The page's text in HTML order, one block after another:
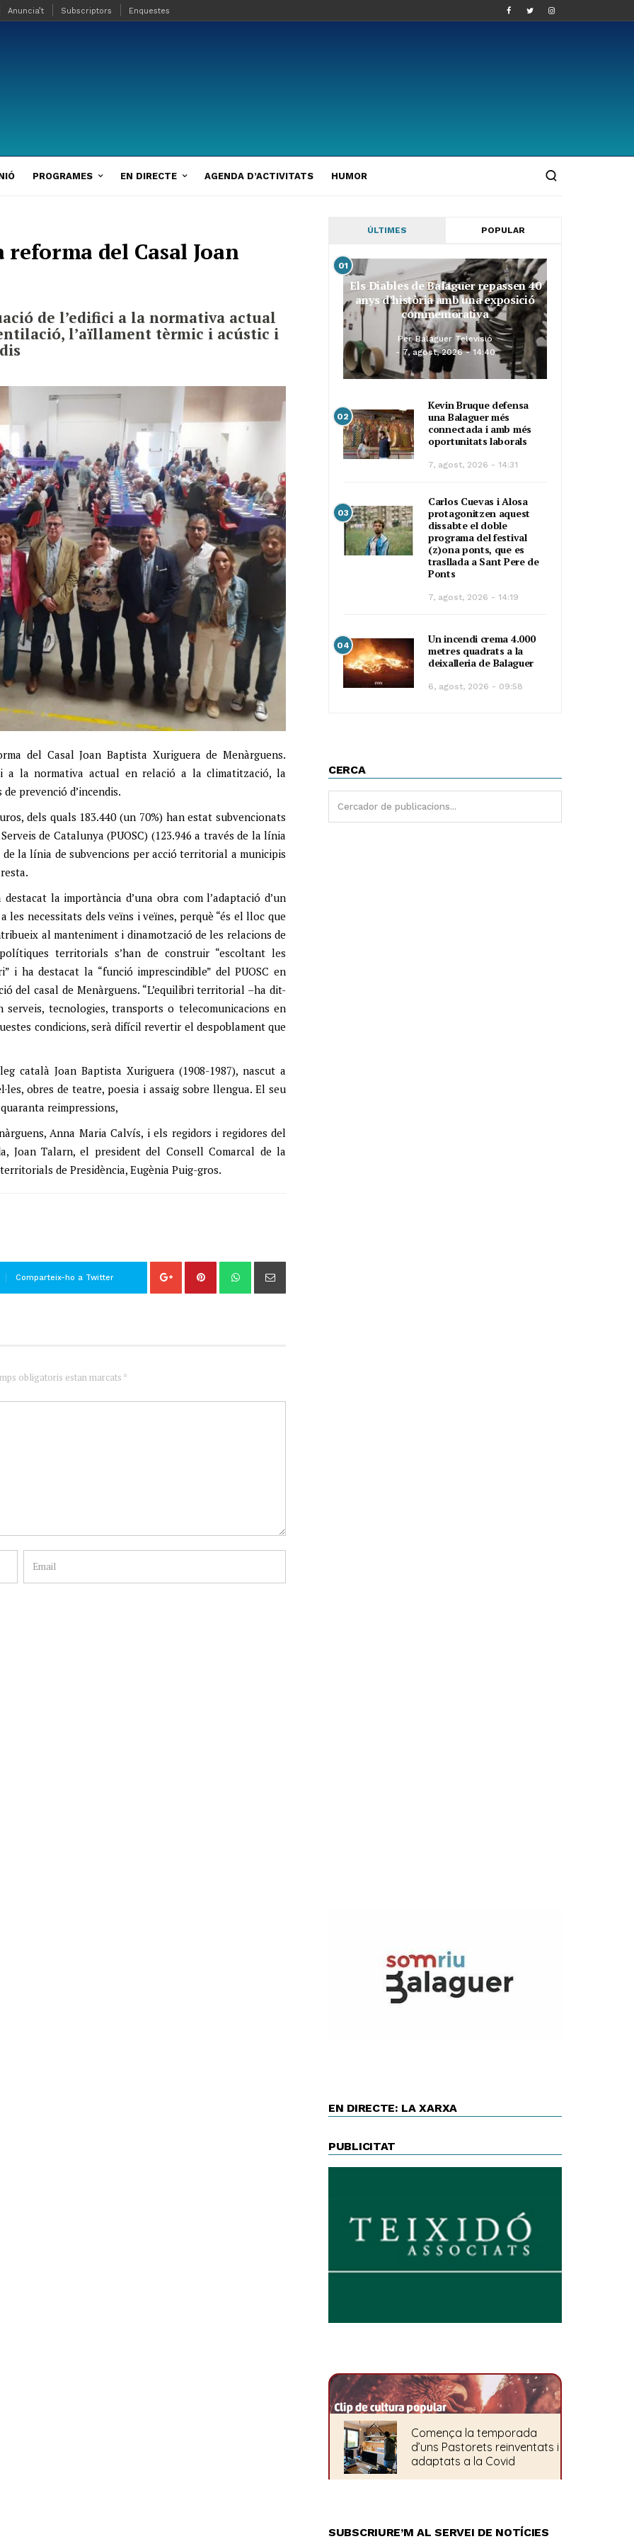
Anuncia’t Subscriptors Enquestes
PROGRAMES EN DIRECTE AGENDA D’ACTIVITATS HUMOR
del Casal Joan
de l’edifici a la normativa actual
l’aïllament tèrmic i acústic i
del Casal Joan Baptista Xuriguera de Menàrguens.
a la normativa actual en relació a la climatització, la
prevenció d’incendis.
dels quals 183.440 (un 70%) han estat subvencionats
de Catalunya (PUOSC) (123.946 a través de la línia
la línia de subvencions per acció territorial a municipis
la importància d’una obra com l’adaptació d’un
les necessitats dels veïns i veïnes, perquè “és el lloc que
al manteniment i dinamotzació de les relacions de
territorials s’han de construir “escoltant les
i ha destacat la “funció imprescindible” del PUOSC en
del casal de Menàrguens. “L’equilibri territorial –ha dit-
tecnologies, transports o telecomunicacions en
condicions, serà difícil revertir el despoblament que
català Joan Baptista Xuriguera (1908-1987), nascut a
obres de teatre, poesia i assaig sobre llengua. El seu
reimpressions,
Anna Maria Calvís, i els regidors i regidores del
Joan Talarn, el president del Consell Comarcal de la
de Presidència, Eugènia Puig-gros.
Comparteix-ho a Twitter
obligatoris estan marcats *
ÚLTIMES POPULAR
01
Els Diables de Balaguer repassen 40
anys d’història amb una exposició
commemorativa
Per Balaguer Televisió
7, agost, 2026 - 14:40
02
Kevin Bruque defensa
una Balaguer més
connectada i amb més
oportunitats laborals
7, agost, 2026 - 14:31
03
Carlos Cuevas i Alosa
protagonitzen aquest
dissabte el doble
programa del festival
(z)ona ponts, que es
trasllada a Sant Pere de
Ponts
7, agost, 2026 - 14:19
04
Un incendi crema 4.000
metres quadrats a la
deixalleria de Balaguer
6, agost, 2026 - 09:58
CERCA
EN DIRECTE: LA XARXA
PUBLICITAT
SUBSCRIURE’M AL SERVEI DE NOTÍCIES